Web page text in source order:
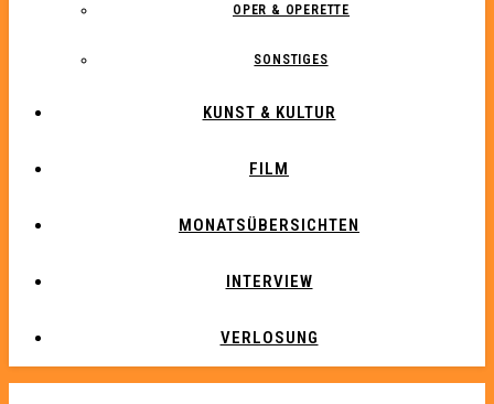
OPER & OPERETTE
SONSTIGES
KUNST & KULTUR
FILM
MONATSÜBERSICHTEN
INTERVIEW
VERLOSUNG